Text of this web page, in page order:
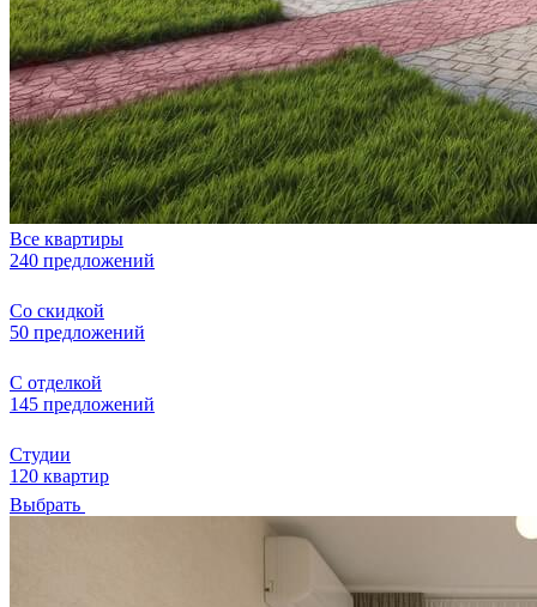
Все квартиры
240 предложений
Со скидкой
50 предложений
С отделкой
145 предложений
Студии
120 квартир
Выбрать